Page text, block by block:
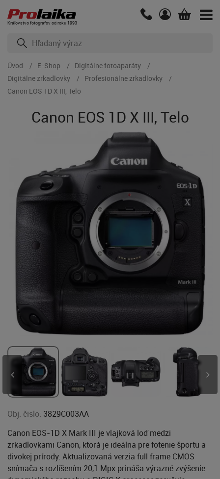
Kráľovstvo fotografov od roku 1993
Úvod E-Shop
Digitálne fotoaparáty
Digitálne zrkadlovky
Profesionálne zrkadlovky
Canon EOS 1D X III, Telo
Canon EOS 1D X III, Telo
Obj. čislo: 3829C003AA
Canon EOS-1D X Mark III je vlajková loď medzi
zrkadlovkami Canon, ktorá je ideálna pre fotenie športu a
divokej prírody. Aktualizovaná verzia full frame CMOS
snímača s rozlíšením 20,1 Mpx prináša výrazné zvýšenie